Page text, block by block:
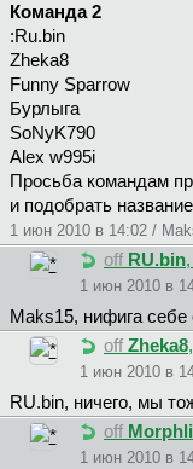
Команда 2
:Ru.bin
Zheka8
Funny Sparrow
Бурлыга
SoNyK790
Alex w995i
Просьба командам
и подобрать
1 июн 2010 в 14:02 /
off RU.bin
1 июн 2010 в
Maks15, нифига
off Zheka8
1 июн 2010 в
RU.bin, ничего, мы
off
1 июн 2010 в